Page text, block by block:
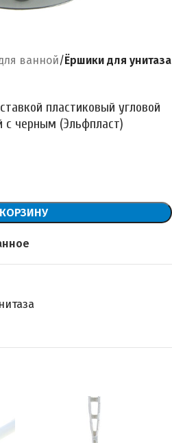
ванной Ёршики для унитаза
пластиковый угловой
с черным (Эльфпласт)